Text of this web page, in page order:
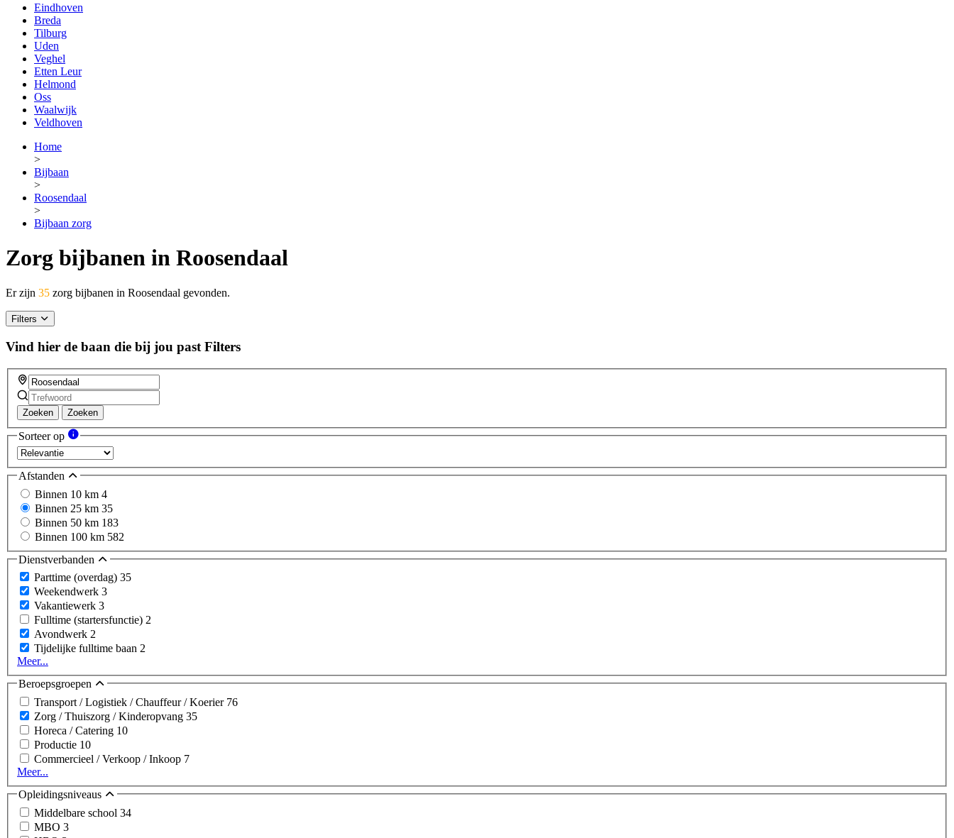
Eindhoven
Breda
Tilburg
Uden
Veghel
Etten Leur
Helmond
Oss
Waalwijk
Veldhoven
Home
>
Bijbaan
>
Roosendaal
>
Bijbaan zorg
Zorg bijbanen in Roosendaal
Er zijn 35 zorg bijbanen in Roosendaal gevonden.
Filters
Vind hier de baan die bij jou past Filters
Zoeken Zoeken
Sorteer op
Afstanden
Binnen 10 km 4
Binnen 25 km 35
Binnen 50 km 183
Binnen 100 km 582
Dienstverbanden
Parttime (overdag) 35
Weekendwerk 3
Vakantiewerk 3
Fulltime (startersfunctie) 2
Avondwerk 2
Tijdelijke fulltime baan 2
Meer...
Beroepsgroepen
Transport / Logistiek / Chauffeur / Koerier 76
Zorg / Thuiszorg / Kinderopvang 35
Horeca / Catering 10
Productie 10
Commercieel / Verkoop / Inkoop 7
Meer...
Opleidingsniveaus
Middelbare school 34
MBO 3